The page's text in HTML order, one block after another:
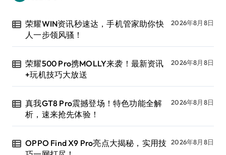
荣耀WIN资讯秒速达，手机管家助你快
人一步领风骚！
2026年8月8日
荣耀500 Pro携MOLLY来袭！最新资讯
+玩机技巧大放送
2026年8月8日
真我GT8 Pro震撼登场！特色功能全解
析，速来抢先体验！
2026年8月8日
OPPO Find X9 Pro亮点大揭秘，实用技 2026年8月8日